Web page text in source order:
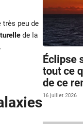
très peu de
de la
Éclipse
tout ce
de ce
16 juillet 2026